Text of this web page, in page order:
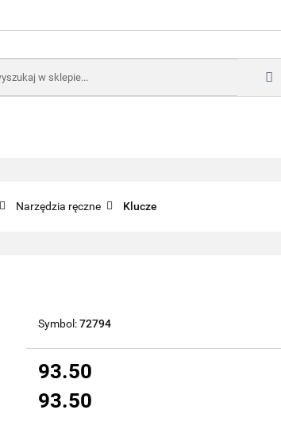
B2B
Narzędzia ręczne Klucze
Symbol:72794
93.50
93.50